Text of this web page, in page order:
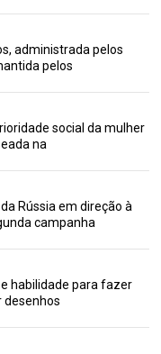
administrada pelos
pelos
social da mulher
na
Rússia em direção à
campanha
habilidade para fazer
desenhos